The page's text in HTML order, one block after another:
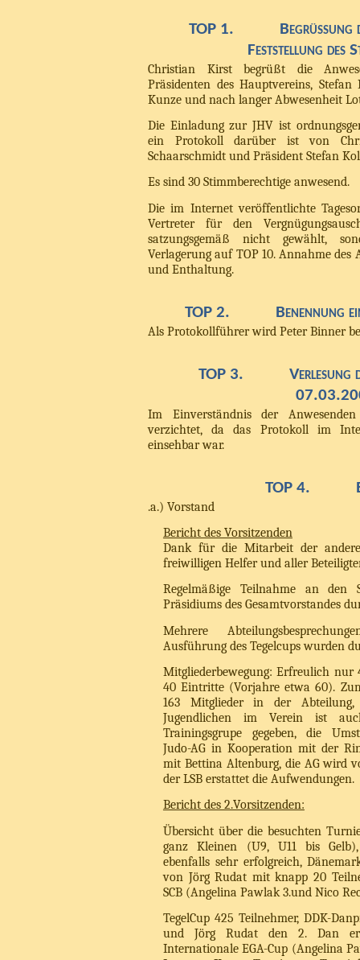
TOP 1.
Begrüßung
Feststellung des
Christian Kirst begrüßt die
Präsidenten des Hauptvereins,
Kunze und nach langer Abwesenheit
Die Einladung zur JHV ist
ein Protokoll darüber ist von
Schaarschmidt und Präsident Stefan
Es sind 30 Stimmberechtige anwesend.
Die im Internet veröffentlichte
Vertreter für den
satzungsgemäß nicht gewählt,
Verlagerung auf TOP 10. Annahme des
und Enthaltung.
TOP 2. Benennung
Als Protokollführer wird Peter Binner
TOP 3.
Verlesung
Im Einverständnis der
verzichtet, da das Protokoll im
einsehbar war.
TOP 4.
.a.) Vorstand
Bericht des Vorsitzenden
Dank für die Mitarbeit der
freiwilligen Helfer und aller
Regelmäßige Teilnahme an den
Präsidiums des Gesamtvorstandes
Mehrere
Ausführung des Tegelcups wurden
Mitgliederbewegung: Erfreulich
40 Eintritte (Vorjahre etwa 60).
163 Mitglieder in der
Jugendlichen im Verein ist
Trainingsgrupe gegeben, die
Judo-AG in Kooperation mit der
mit Bettina Altenburg, die AG wird
der LSB erstattet die Aufwendungen.
Bericht des 2.Vorsitzenden:
Übersicht über die besuchten
ganz Kleinen (U9, U11 bis
ebenfalls sehr erfolgreich,
von Jörg Rudat mit knapp 20
SCB (Angelina Pawlak 3.und Nico
TegelCup 425 Teilnehmer, DDK-
und Jörg Rudat den 2. Dan
Internationale EGA-Cup (Angelina